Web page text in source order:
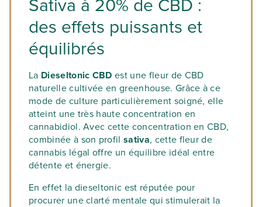
Sativa à 20% de CBD :
des effets puissants et
équilibrés
La Dieseltonic CBD est une fleur de CBD
naturelle cultivée en greenhouse. Grâce à ce
mode de culture particulièrement soigné, elle
atteint une très haute concentration en
cannabidiol. Avec cette concentration en CBD,
combinée à son profilsativa, cette fleur de
cannabis légal offre un équilibre idéal entre
détente et énergie.
En effet la dieseltonic est réputée pour
procurer une clarté mentale qui stimulerait la